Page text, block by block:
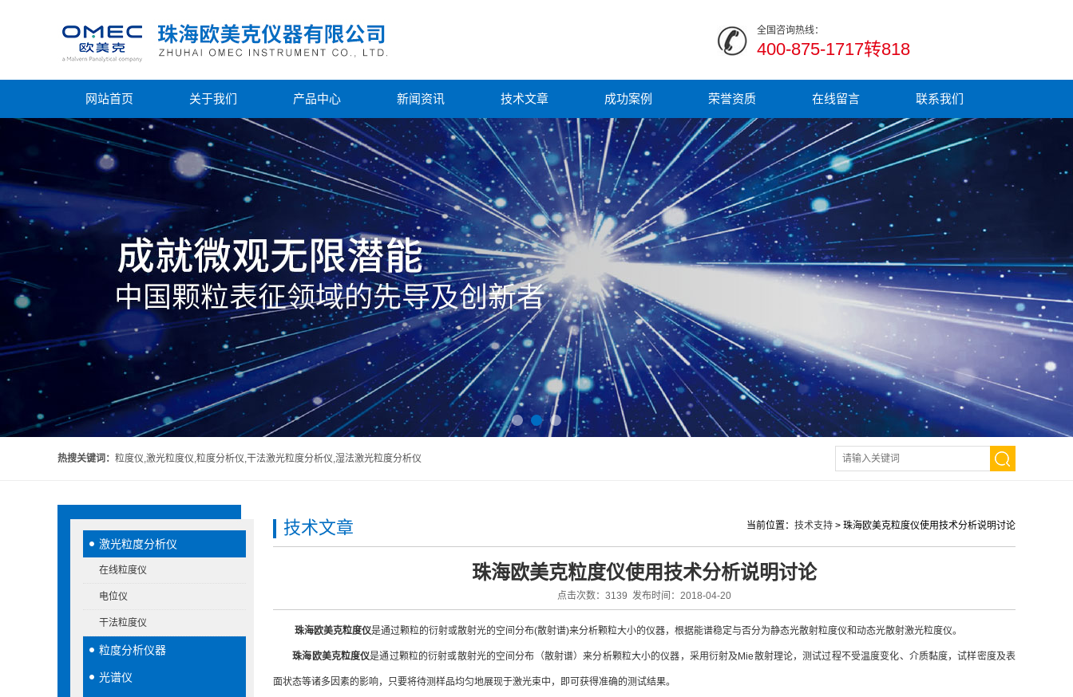
全国咨询热线：
400-875-1717转818
网站首页 关于我们 产品中心 新闻资讯 技术文章 成功案例 荣誉资质 在线留言 联系我们
热搜关键词： 粒度仪,激光粒度仪,粒度分析仪,干法激光粒度分析仪,湿法激光粒度分析仪
激光粒度分析仪
在线粒度仪
电位仪
干法粒度仪
粒度分析仪器
光谱仪
当前位置： 技术支持 > 珠海欧美克粒度仪使用技术分析说明讨论
技术文章
珠海欧美克粒度仪使用技术分析说明讨论
点击次数：3139 发布时间：2018-04-20
珠海欧美克粒度仪是通过颗粒的衍射或散射光的空间分布(散射谱)来分析颗粒大小的仪器，根据能谱稳定与否分为静态光散射粒度仪和动态光散射激光粒度仪。
珠海欧美克粒度仪是通过颗粒的衍射或散射光的空间分布（散射谱）来分析颗粒大小的仪器，采用衍射及Mie散射理论，测试过程不受温度变化、介质黏度，试样密度及表
面状态等诸多因素的影响，只要将待测样品均匀地展现于激光束中，即可获得准确的测试结果。